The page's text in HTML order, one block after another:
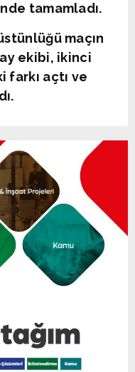
tamamladı.
maçın
ekibi, ikinci
farkı açtı ve